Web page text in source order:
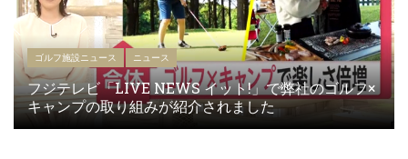
ゴルフ施設ニュース ニュース
フジテレビ「LIVE NEWS イット!」で弊社のゴルフ×
キャンプの取り組みが紹介されました